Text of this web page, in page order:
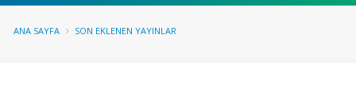
ANA SAYFA SON EKLENEN YAYINLAR